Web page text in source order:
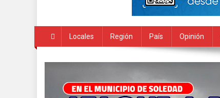
Locales Región País Opinión